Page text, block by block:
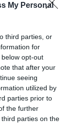
My Personal
third parties, or
for
opt-out
that after your
seeing
utilized by
parties prior to
the further
parties on the
360).
στην